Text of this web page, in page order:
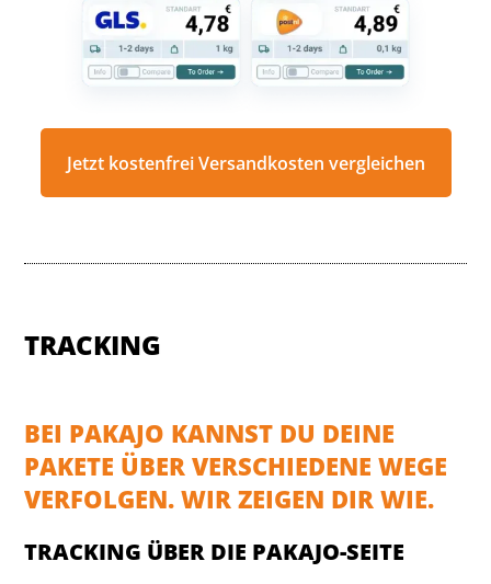
Jetzt kostenfrei Versandkosten vergleichen
TRACKING
BEI PAKAJO KANNST DU DEINE
PAKETE ÜBER VERSCHIEDENE WEGE
VERFOLGEN. WIR ZEIGEN DIR WIE.
TRACKING ÜBER DIE PAKAJO-SEITE